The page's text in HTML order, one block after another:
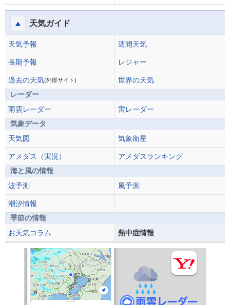
天気ガイド
天気予報 週間天気
長期予報 レジャー
過去の天気(外部サイト)
世界の天気
レーダー
雨雲レーダー
雷レーダー
気象データ
天気図
気象衛星
アメダス（実況）
アメダスランキング
海と風の情報
波予測
風予測
潮汐情報
季節の情報
お天気コラム
熱中症情報